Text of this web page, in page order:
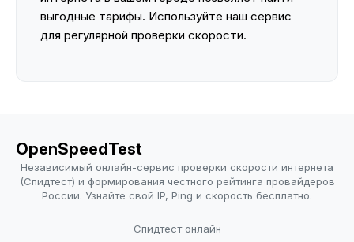
выгодные тарифы. Используйте наш сервис
для регулярной проверки скорости.
OpenSpeedTest
Независимый онлайн-сервис проверки скорости интернета
(Спидтест) и формирования честного рейтинга провайдеров
России. Узнайте свой IP, Ping и скорость бесплатно.
Спидтест онлайн